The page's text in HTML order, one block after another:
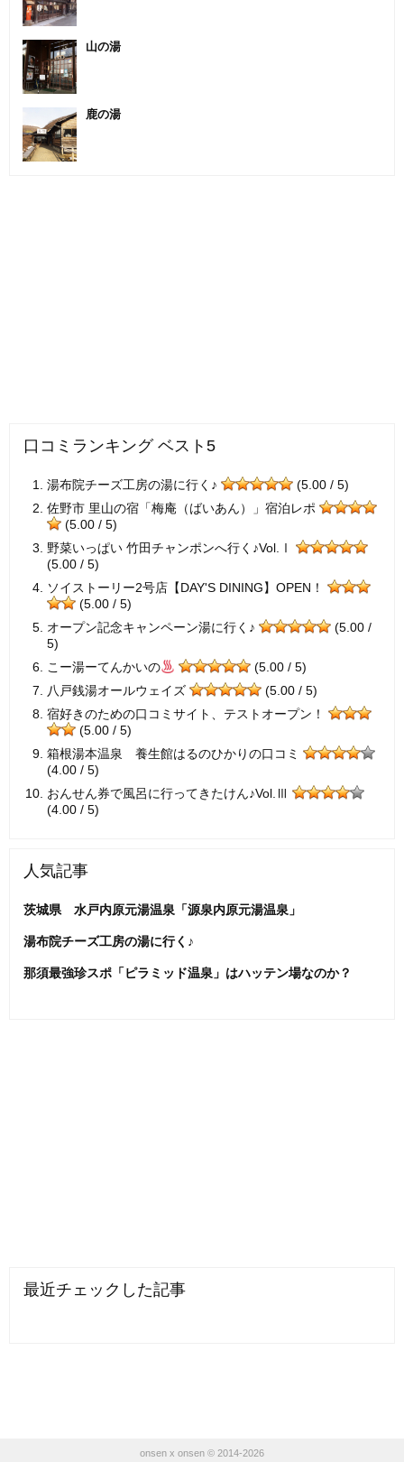
山の湯
鹿の湯
口コミランキング ベスト5
湯布院チーズ工房の湯に行く♪
(5.00 / 5)
佐野市 里山の宿「梅庵（ばいあん）」宿泊レポ
(5.00 / 5)
野菜いっぱい 竹田チャンポンへ行く♪Vol.Ⅰ
(5.00 / 5)
ソイストーリー2号店【DAY'S DINING】OPEN！
(5.00 / 5)
オープン記念キャンペーン湯に行く♪
(5.00 /
5)
こー湯ーてんかいの
(5.00 / 5)
八戸銭湯オールウェイズ
(5.00 / 5)
宿好きのための口コミサイト、テストオープン！
(5.00 / 5)
箱根湯本温泉 養生館はるのひかりの口コミ
(4.00 / 5)
おんせん券で風呂に行ってきたけん♪Vol.Ⅲ
(4.00 / 5)
人気記事
茨城県 水戸内原元湯温泉「源泉内原元湯温泉」
湯布院チーズ工房の湯に行く♪
那須最強珍スポ「ピラミッド温泉」はハッテン場なのか？
最近チェックした記事
onsen x onsen © 2014-2026